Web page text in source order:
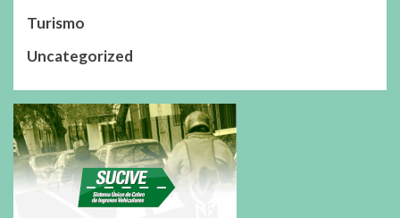
Turismo
Uncategorized